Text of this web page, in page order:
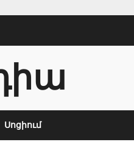
Սոցիում